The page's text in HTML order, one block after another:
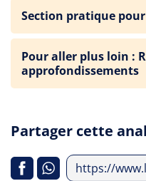
Section pratique
Pour aller plus loin :
approfondissements
Partager cette
https://